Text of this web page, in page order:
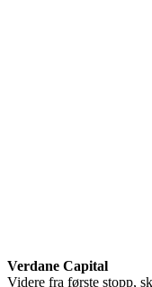
Verdane Capital
Videre fra første stopp,